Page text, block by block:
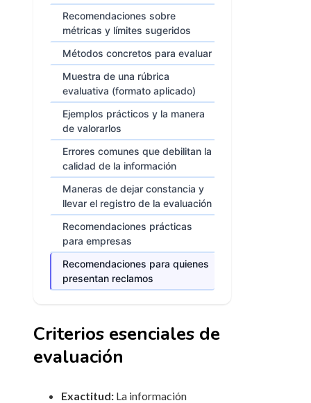
Recomendaciones sobre
métricas y límites sugeridos
Métodos concretos para evaluar
Muestra de una rúbrica
evaluativa (formato aplicado)
Ejemplos prácticos y la manera
de valorarlos
Errores comunes que debilitan la
calidad de la información
Maneras de dejar constancia y
llevar el registro de la evaluación
Recomendaciones prácticas
para empresas
Recomendaciones para quienes
presentan reclamos
Criterios esenciales de
evaluación
Exactitud: La información